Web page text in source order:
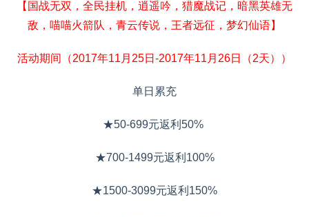
【国战无双，全民挂机，逍遥吟，猎魔战记，暗黑英雄无
敌，喵喵火箭队，青云传说，王者远征，梦幻仙语】
活动期间（2017年11月25日-2017年11月26日（2天））
单日累充
★50-699元返利50%
★700-1499元返利100%
★1500-3099元返利150%